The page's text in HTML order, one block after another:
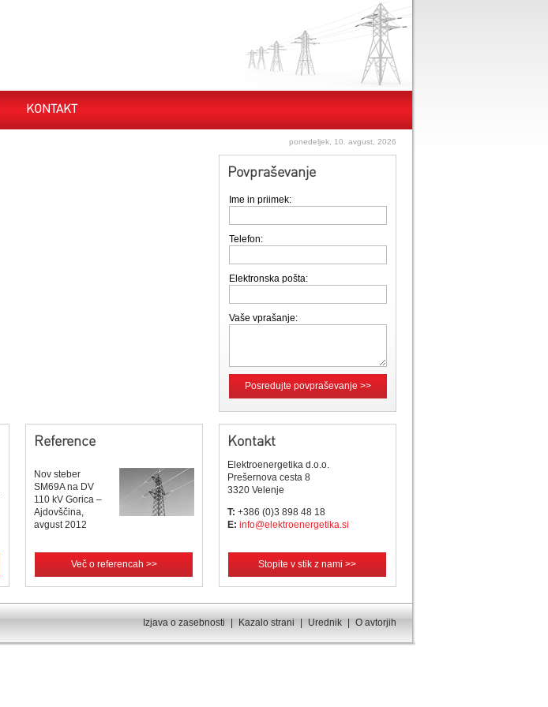
KONTAKT
ponedeljek, 10. avgust, 2026
Povpraševanje
Ime in priimek:
Telefon:
Elektronska pošta:
Vaše vprašanje:
Posredujte povpraševanje >>
Reference
Nov steber
SM69A na DV
110 kV Gorica –
Ajdovščina,
avgust 2012
Več o referencah >>
Kontakt
Elektroenergetika d.o.o.
Prešernova cesta 8
3320 Velenje
T: +386 (0)3 898 48 18
E: info@elektroenergetika.si
Stopite v stik z nami >>
Izjava o zasebnosti Kazalo strani Urednik O avtorjih